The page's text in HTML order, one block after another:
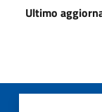
Ultimo